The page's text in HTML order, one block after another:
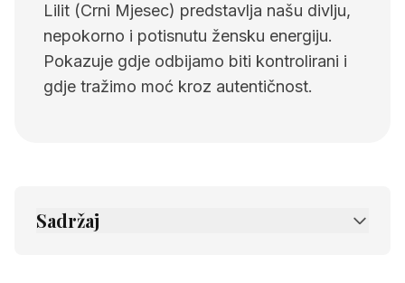
Lilit (Crni Mjesec) predstavlja našu divlju,
nepokorno i potisnutu žensku energiju.
Pokazuje gdje odbijamo biti kontrolirani i
gdje tražimo moć kroz autentičnost.
Sadržaj